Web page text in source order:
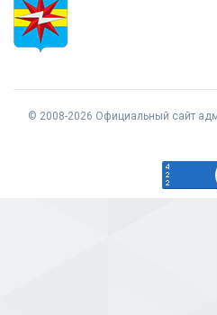
© 2008-2026 Официальный сайт